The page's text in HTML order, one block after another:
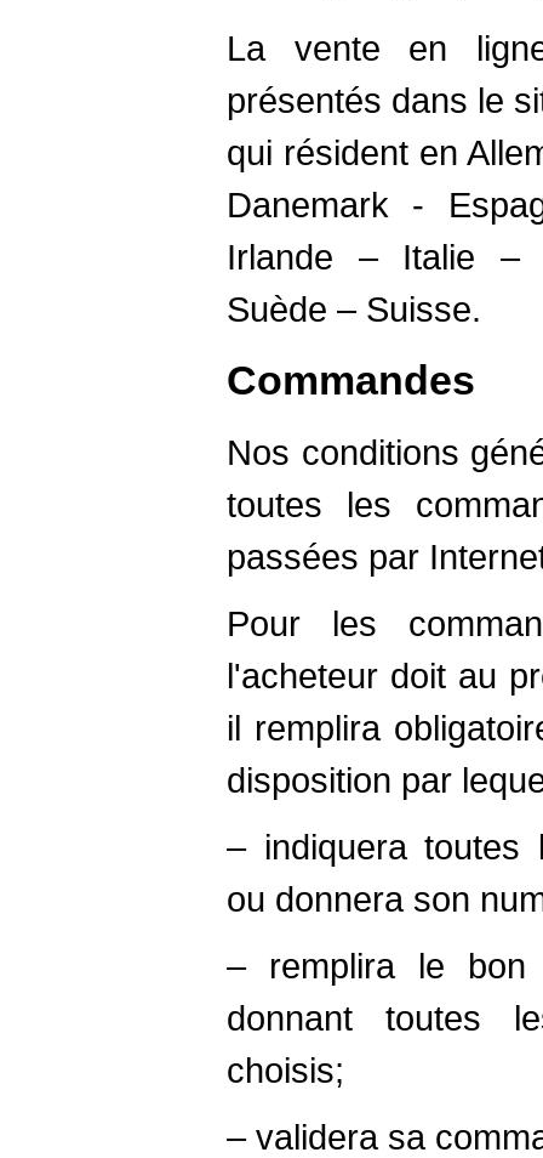
La vente en
présentés dans le
qui résident en
Danemark -
Irlande – Italie –
Suède – Suisse.
Commandes
Nos conditions
toutes les
passées par
Pour les
l'acheteur doit au
il remplira
disposition par
– indiquera toutes
ou donnera son
– remplira le bon
donnant toutes
choisis;
– validera sa